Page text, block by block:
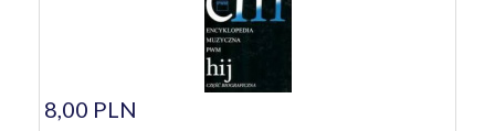
8,00 PLN